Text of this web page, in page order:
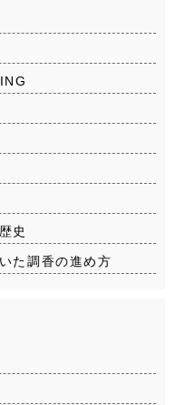
史
た調香の進め方